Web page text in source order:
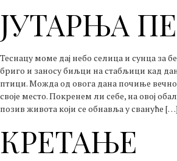
ЈУТАРЊА
Теснацу моме дај небо селица и сунца за
бриго и заносу биљци на стабљици кад
птици. Можда од овога дана почиње
своје место. Покренем ли себе, на овој
позив живота који се обнавља у свануће […]
КРЕТАЊЕ